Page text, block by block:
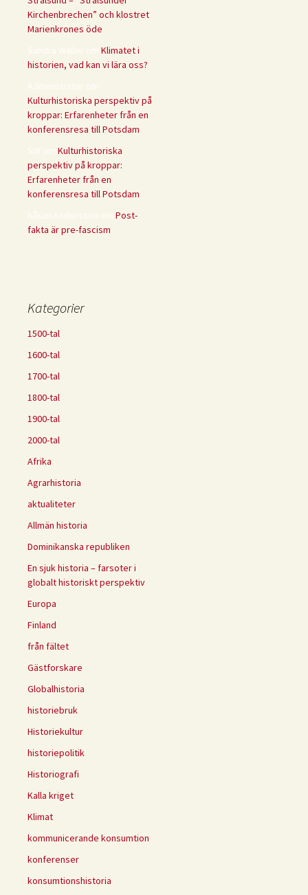
Kirchenbrechen” och klostret
Marienkrones öde
Sandra Waller om Klimatet i
historien, vad kan vi lära oss?
Administratör om
Kulturhistoriska perspektiv på
kroppar: Erfarenheter från en
konferensresa till Potsdam
SW om Kulturhistoriska
perspektiv på kroppar:
Erfarenheter från en
konferensresa till Potsdam
håkan Andersson om Post-
fakta är pre-fascism
Kategorier
1500-tal
1600-tal
1700-tal
1800-tal
1900-tal
2000-tal
Afrika
Agrarhistoria
aktualiteter
Allmän historia
Dominikanska republiken
En sjuk historia – farsoter i
globalt historiskt perspektiv
Europa
Finland
från fältet
Gästforskare
Globalhistoria
historiebruk
Historiekultur
historiepolitik
Historiografi
Kalla kriget
Klimat
kommunicerande konsumtion
konferenser
konsumtionshistoria